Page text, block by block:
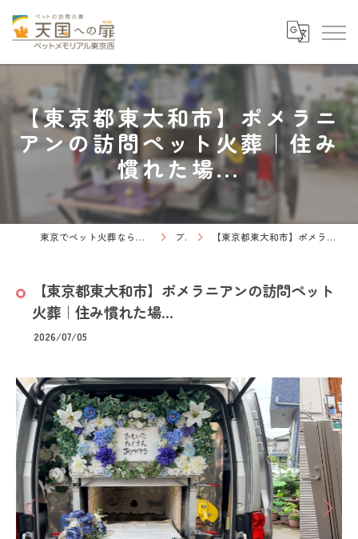
【東京都東大和市】ポメラニ
アンの訪問ペット火葬｜住み
慣れた場...
東京でペット火葬なら天国への扉 ペットメモリアル東京西 ブログ 【東京都東大和市】ポメラニアンの訪問ペット火葬｜住み慣れた場...
【東京都東大和市】ポメラニアンの訪問ペット
火葬｜住み慣れた場...
2026/07/05